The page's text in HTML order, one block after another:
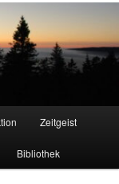
Zeitgeist
Bibliothek